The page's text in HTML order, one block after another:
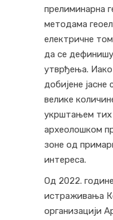
прелиминарна
методама
електричне
да се
утврђења.
добијене
велике
укрштањем тих
археолошком
зоне од
интереса.
Од 2022.
истраживања
организацији